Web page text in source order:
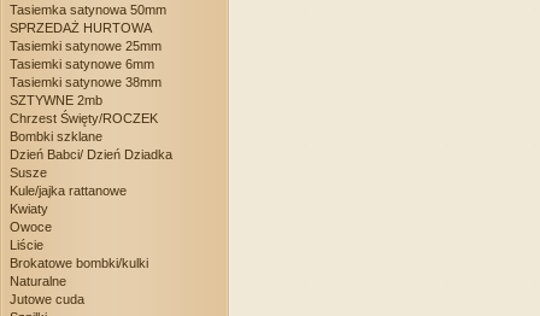
Tasiemka satynowa 50mm
SPRZEDAŻ HURTOWA
Tasiemki satynowe 25mm
Tasiemki satynowe 6mm
Tasiemki satynowe 38mm
SZTYWNE 2mb
Chrzest Święty/ROCZEK
Bombki szklane
Dzień Babci/ Dzień Dziadka
Susze
Kule/jajka rattanowe
Kwiaty
Owoce
Liście
Brokatowe bombki/kulki
Naturalne
Jutowe cuda